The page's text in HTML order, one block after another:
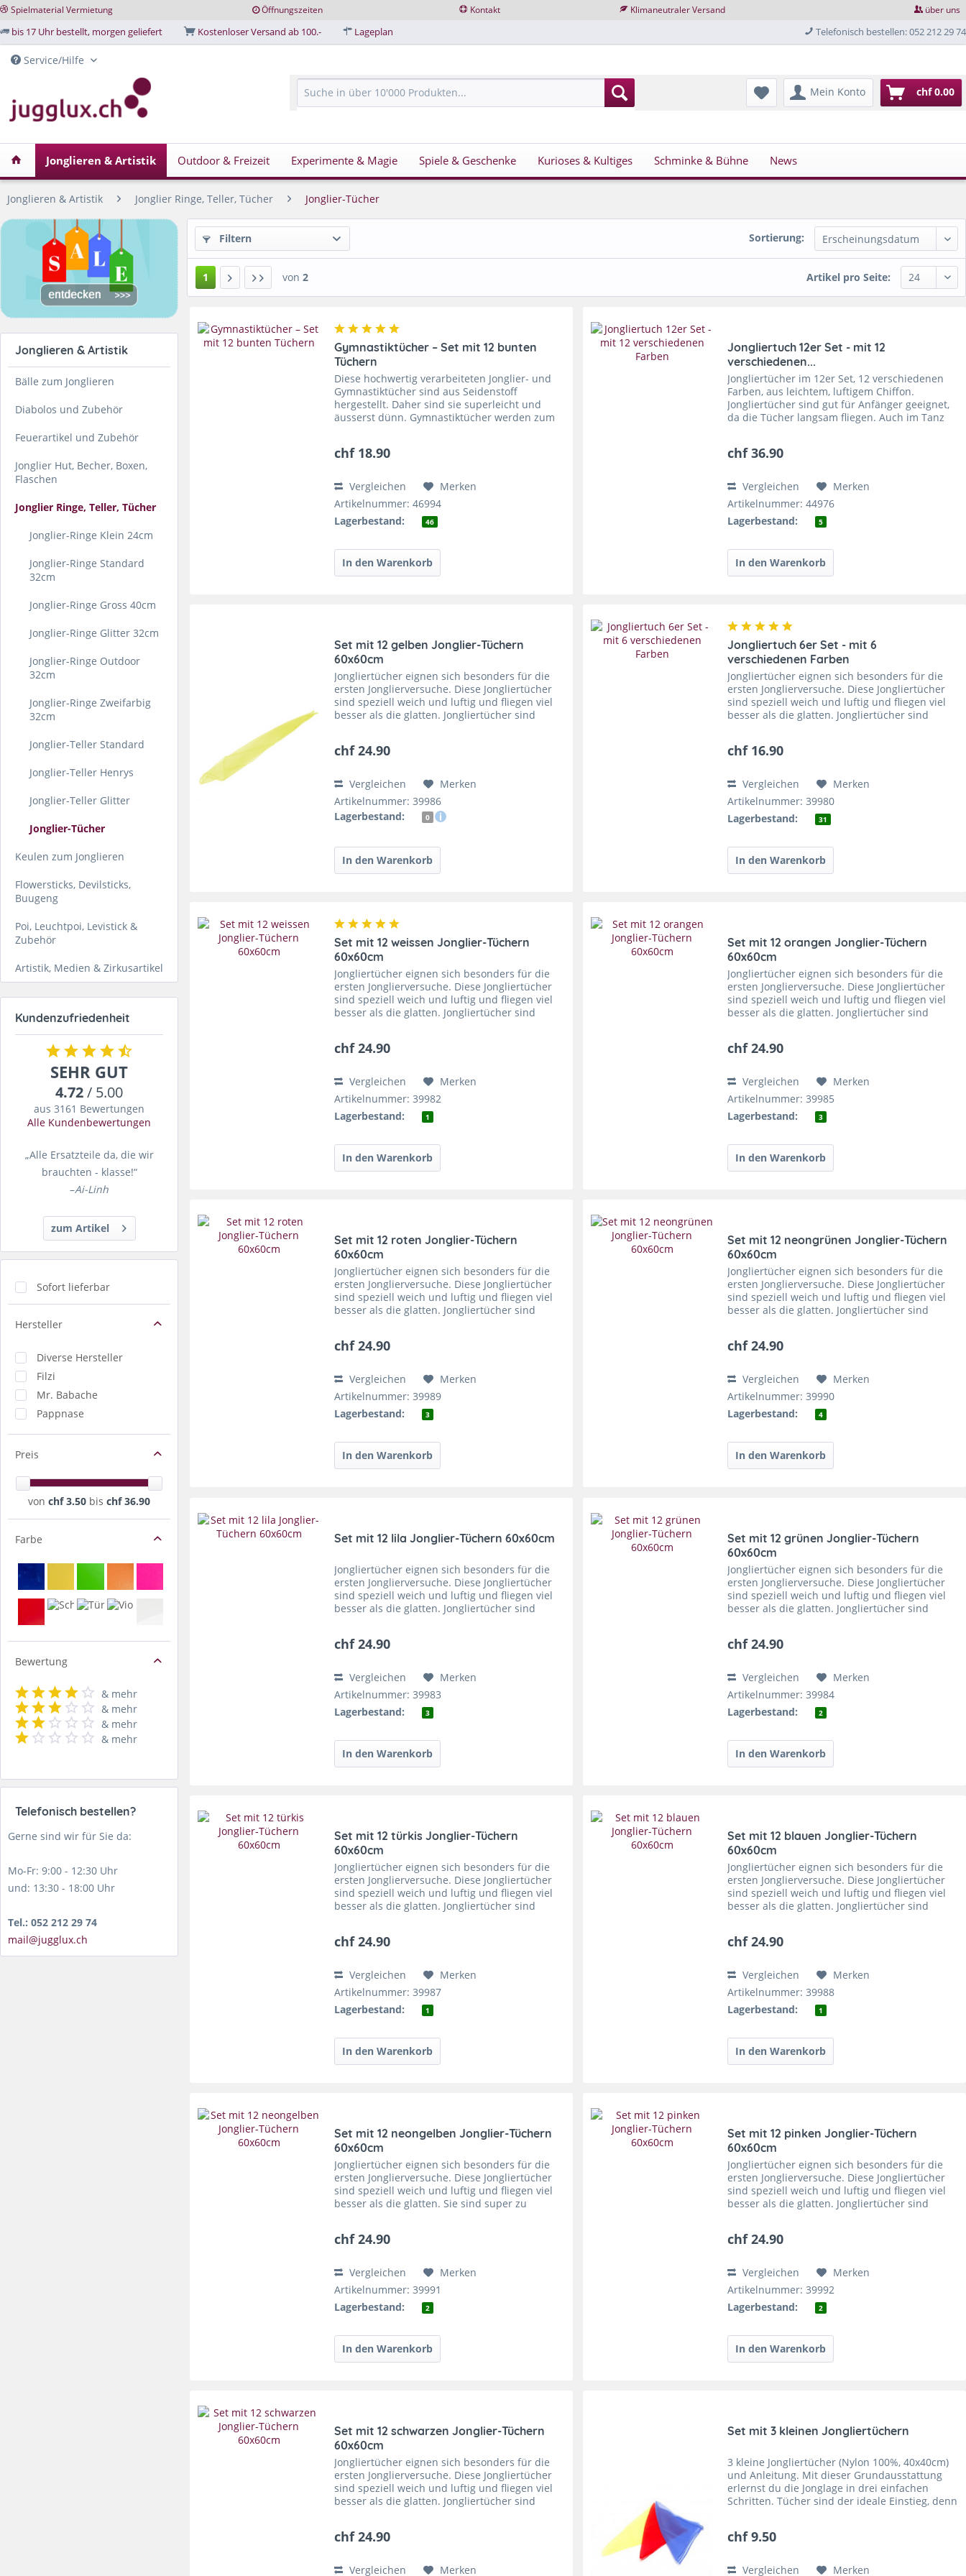
Spielmaterial Vermietung Öffnungszeiten Kontakt Klimaneutraler Versand über uns
bis 17 Uhr bestellt, morgen geliefert Kostenloser Versand ab 100.- Lageplan Telefonisch bestellen: 052 212 29 74
Service/Hilfe
Mein Konto chf 0.00
Jonglieren & Artistik Outdoor & Freizeit Experimente & Magie Spiele & Geschenke Kurioses & Kultiges Schminke & Bühne News
Jonglieren & Artistik Jonglier Ringe, Teller, Tücher Jonglier-Tücher
Jonglieren & Artistik
Bälle zum Jonglieren
Diabolos und Zubehör
Feuerartikel und Zubehör
Jonglier Hut, Becher, Boxen,
Flaschen
Jonglier Ringe, Teller, Tücher
Jonglier-Ringe Klein 24cm
Jonglier-Ringe Standard
32cm
Jonglier-Ringe Gross 40cm
Jonglier-Ringe Glitter 32cm
Jonglier-Ringe Outdoor
32cm
Jonglier-Ringe Zweifarbig
32cm
Jonglier-Teller Standard
Jonglier-Teller Henrys
Jonglier-Teller Glitter
Jonglier-Tücher
Keulen zum Jonglieren
Flowersticks, Devilsticks,
Buugeng
Poi, Leuchtpoi, Levistick &
Zubehör
Artistik, Medien & Zirkusartikel
Kundenzufriedenheit
SEHR GUT
4.72/ 5.00
aus 3161 Bewertungen
Alle Kundenbewertungen
„Alle Ersatzteile da, die wir
brauchten - klasse!“
–Ai-Linh
zum Artikel
Sofort lieferbar
Hersteller
Diverse Hersteller
Filzi
Mr. Babache
Pappnase
Preis
von chf 3.50 bis chf 36.90
Farbe
Bewertung
& mehr
& mehr
& mehr
& mehr
Telefonisch bestellen?
Gerne sind wir für Sie da:
Mo-Fr: 9:00 - 12:30 Uhr
und: 13:30 - 18:00 Uhr
Tel.: 052 212 29 74
mail@jugglux.ch
Filtern Sortierung:
1 von 2 Artikel pro Seite:
Gymnastiktücher – Set mit 12 bunten
Tüchern
Diese hochwertig verarbeiteten Jonglier- und
Gymnastiktücher sind aus Seidenstoff
hergestellt. Daher sind sie superleicht und
äusserst dünn. Gymnastiktücher werden zum
chf 18.90
Vergleichen
Merken
Artikelnummer: 46994
Lagerbestand:
46
Jongliertuch 12er Set - mit 12
verschiedenen...
Jongliertücher im 12er Set, 12 verschiedenen
Farben, aus leichtem, luftigem Chiffon.
Jongliertücher sind gut für Anfänger geeignet,
da die Tücher langsam fliegen. Auch im Tanz
chf 36.90
Vergleichen
Merken
Artikelnummer: 44976
Lagerbestand:
5
Set mit 12 gelben Jonglier-Tüchern
60x60cm
Jongliertücher eignen sich besonders für die
ersten Jonglierversuche. Diese Jongliertücher
sind speziell weich und luftig und fliegen viel
besser als die glatten. Jongliertücher sind
chf 24.90
Vergleichen
Merken
Artikelnummer: 39986
Lagerbestand:
0
Jongliertuch 6er Set - mit 6
verschiedenen Farben
Jongliertücher eignen sich besonders für die
ersten Jonglierversuche. Diese Jongliertücher
sind speziell weich und luftig und fliegen viel
besser als die glatten. Jongliertücher sind
chf 16.90
Vergleichen
Merken
Artikelnummer: 39980
Lagerbestand:
31
Set mit 12 weissen Jonglier-Tüchern
60x60cm
Jongliertücher eignen sich besonders für die
ersten Jonglierversuche. Diese Jongliertücher
sind speziell weich und luftig und fliegen viel
besser als die glatten. Jongliertücher sind
chf 24.90
Vergleichen
Merken
Artikelnummer: 39982
Lagerbestand:
1
Set mit 12 orangen Jonglier-Tüchern
60x60cm
Jongliertücher eignen sich besonders für die
ersten Jonglierversuche. Diese Jongliertücher
sind speziell weich und luftig und fliegen viel
besser als die glatten. Jongliertücher sind
chf 24.90
Vergleichen
Merken
Artikelnummer: 39985
Lagerbestand:
3
Set mit 12 roten Jonglier-Tüchern
60x60cm
Jongliertücher eignen sich besonders für die
ersten Jonglierversuche. Diese Jongliertücher
sind speziell weich und luftig und fliegen viel
besser als die glatten. Jongliertücher sind
chf 24.90
Vergleichen
Merken
Artikelnummer: 39989
Lagerbestand:
3
Set mit 12 neongrünen Jonglier-Tüchern
60x60cm
Jongliertücher eignen sich besonders für die
ersten Jonglierversuche. Diese Jongliertücher
sind speziell weich und luftig und fliegen viel
besser als die glatten. Jongliertücher sind
chf 24.90
Vergleichen
Merken
Artikelnummer: 39990
Lagerbestand:
4
Set mit 12 lila Jonglier-Tüchern 60x60cm
Jongliertücher eignen sich besonders für die
ersten Jonglierversuche. Diese Jongliertücher
sind speziell weich und luftig und fliegen viel
besser als die glatten. Jongliertücher sind
chf 24.90
Vergleichen
Merken
Artikelnummer: 39983
Lagerbestand:
3
Set mit 12 grünen Jonglier-Tüchern
60x60cm
Jongliertücher eignen sich besonders für die
ersten Jonglierversuche. Diese Jongliertücher
sind speziell weich und luftig und fliegen viel
besser als die glatten. Jongliertücher sind
chf 24.90
Vergleichen
Merken
Artikelnummer: 39984
Lagerbestand:
2
Set mit 12 türkis Jonglier-Tüchern
60x60cm
Jongliertücher eignen sich besonders für die
ersten Jonglierversuche. Diese Jongliertücher
sind speziell weich und luftig und fliegen viel
besser als die glatten. Jongliertücher sind
chf 24.90
Vergleichen
Merken
Artikelnummer: 39987
Lagerbestand:
1
Set mit 12 blauen Jonglier-Tüchern
60x60cm
Jongliertücher eignen sich besonders für die
ersten Jonglierversuche. Diese Jongliertücher
sind speziell weich und luftig und fliegen viel
besser als die glatten. Jongliertücher sind
chf 24.90
Vergleichen
Merken
Artikelnummer: 39988
Lagerbestand:
1
Set mit 12 neongelben Jonglier-Tüchern
60x60cm
Jongliertücher eignen sich besonders für die
ersten Jonglierversuche. Diese Jongliertücher
sind speziell weich und luftig und fliegen viel
besser als die glatten. Sie sind super zu
chf 24.90
Vergleichen
Merken
Artikelnummer: 39991
Lagerbestand:
2
Set mit 12 pinken Jonglier-Tüchern
60x60cm
Jongliertücher eignen sich besonders für die
ersten Jonglierversuche. Diese Jongliertücher
sind speziell weich und luftig und fliegen viel
besser als die glatten. Jongliertücher sind
chf 24.90
Vergleichen
Merken
Artikelnummer: 39992
Lagerbestand:
2
Set mit 12 schwarzen Jonglier-Tüchern
60x60cm
Jongliertücher eignen sich besonders für die
ersten Jonglierversuche. Diese Jongliertücher
sind speziell weich und luftig und fliegen viel
besser als die glatten. Jongliertücher sind
chf 24.90
Vergleichen Merken
Set mit 3 kleinen Jongliertüchern
3 kleine Jongliertücher (Nylon 100%, 40x40cm)
und Anleitung. Mit dieser Grundausstattung
erlernst du die Jonglage in drei einfachen
Schritten. Tücher sind der ideale Einstieg, denn
chf 9.50
Vergleichen Merken